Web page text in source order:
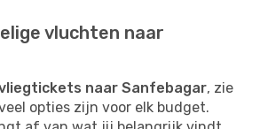
vluchten naar
naar Sanfebagar, zie
opties zijn voor elk budget.